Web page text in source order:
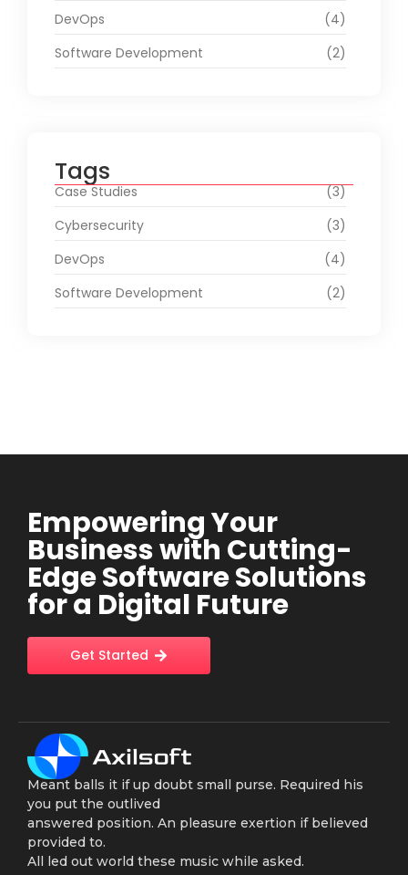
DevOps
(4)
Software Development
(2)
Tags
Case Studies
(3)
Cybersecurity
(3)
DevOps
(4)
Software Development
(2)
Empowering Your
Business with Cutting-
Edge Software Solutions
for a Digital Future
Get Started
Meant balls it if up doubt small purse. Required his
you put the outlived
answered position. An pleasure exertion if believed
provided to.
All led out world these music while asked.